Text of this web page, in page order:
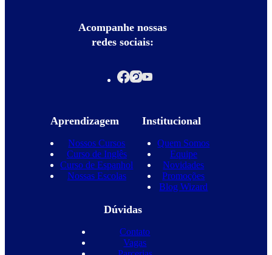
Acompanhe nossas
redes sociais:
Aprendizagem
Nossos Cursos
Curso de Inglês
Curso de Espanhol
Nossas Escolas
Institucional
Quem Somos
Equipe
Novidades
Promoções
Blog Wizard
Dúvidas
Contato
Vagas